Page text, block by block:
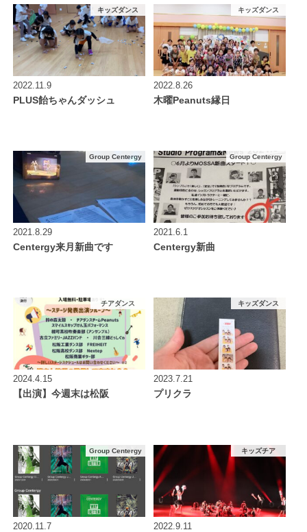
キッズダンス
2022.11.9
PLUS飴ちゃんダッシュ
キッズダンス
2022.8.26
木曜Peanuts縁日
Group Centergy
2021.8.29
Centergy来月新曲です
Group Centergy
2021.6.1
Centergy新曲
チアダンス
2024.4.15
【出演】今週末は松阪
キッズダンス
2023.7.21
プリクラ
Group Centergy
2020.11.7
キッズチア
2022.9.11